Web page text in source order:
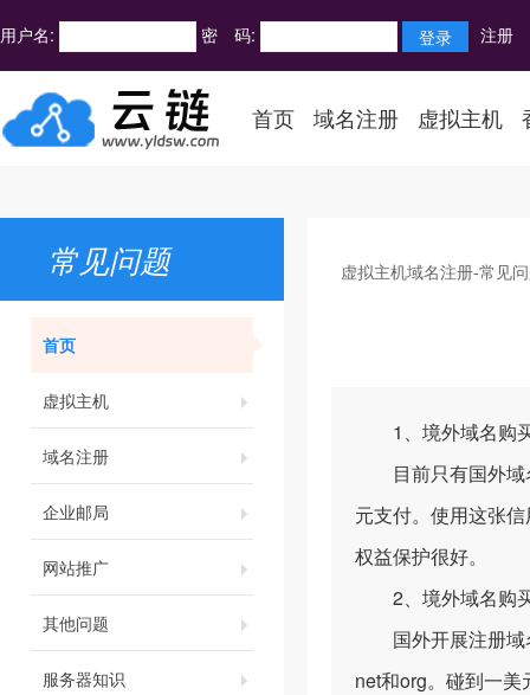
用户名: 密 码: 注册
首页 域名注册 虚拟主机
常见问题
首页
虚拟主机
域名注册
企业邮局
网站推广
其他问题
服务器知识
虚拟主机域名注册-常见
1、境外域名购
目前只有国外域
元支付。使用这张
权益保护很好。
2、境外域名购
国外开展注册域
net和org。碰到一